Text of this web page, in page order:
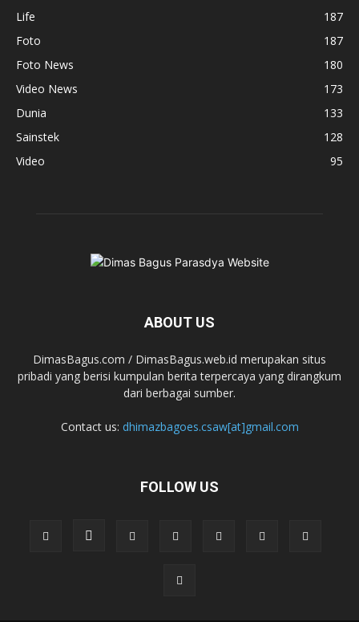
Life
187
Foto
187
Foto News
180
Video News
173
Dunia
133
Sainstek
128
Video
95
ABOUT US
DimasBagus.com / DimasBagus.web.id merupakan situs
pribadi yang berisi kumpulan berita terpercaya yang dirangkum
dari berbagai sumber.
Contact us: dhimazbagoes.csaw[at]gmail.com
FOLLOW US